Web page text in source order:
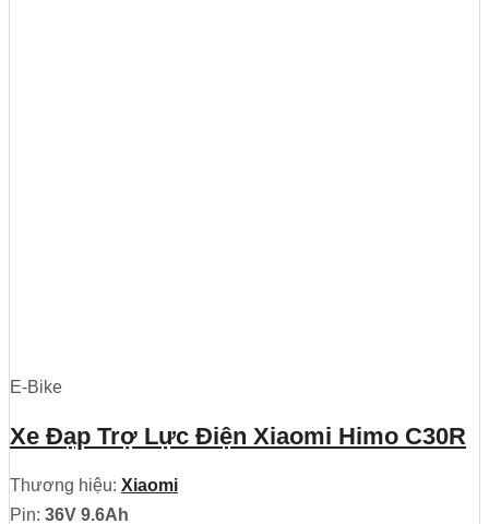
E-Bike
Xe Đạp Trợ Lực Điện Xiaomi Himo C30R
Thương hiệu: Xiaomi
Pin: 36V 9.6Ah